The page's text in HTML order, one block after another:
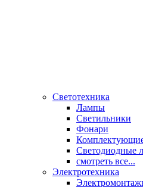
Светотехника
Лампы
Светильники
Фонари
Светодиодные
смотреть все...
Электротехника